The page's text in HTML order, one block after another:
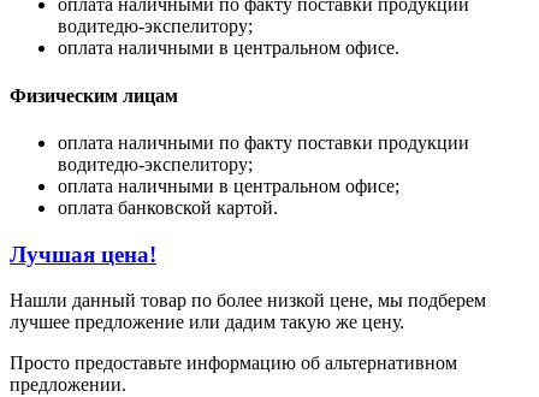
оплата наличными по факту поставки продукции
водитедю-экспелитору;
оплата наличными в центральном офисе.
Физическим лицам
оплата наличными по факту поставки продукции
водитедю-экспелитору;
оплата наличными в центральном офисе;
оплата банковской картой.
Лучшая цена!
Нашли данный товар по более низкой цене, мы подберем
лучшее предложение или дадим такую же цену.
Просто предоставьте информацию об альтернативном
предложении.